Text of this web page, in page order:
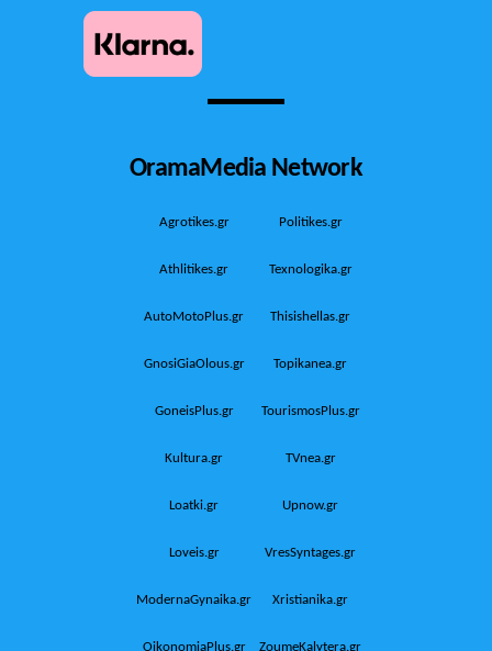
OramaMedia Network
Agrotikes.gr Politikes.gr
Athlitikes.gr Texnologika.gr
AutoMotoPlus.gr Thisishellas.gr
GnosiGiaOlous.gr Topikanea.gr
GoneisPlus.gr TourismosPlus.gr
Kultura.gr TVnea.gr
Loatki.gr Upnow.gr
Loveis.gr VresSyntages.gr
ModernaGynaika.gr Xristianika.gr
OikonomiaPlus.gr ZoumeKalytera.gr